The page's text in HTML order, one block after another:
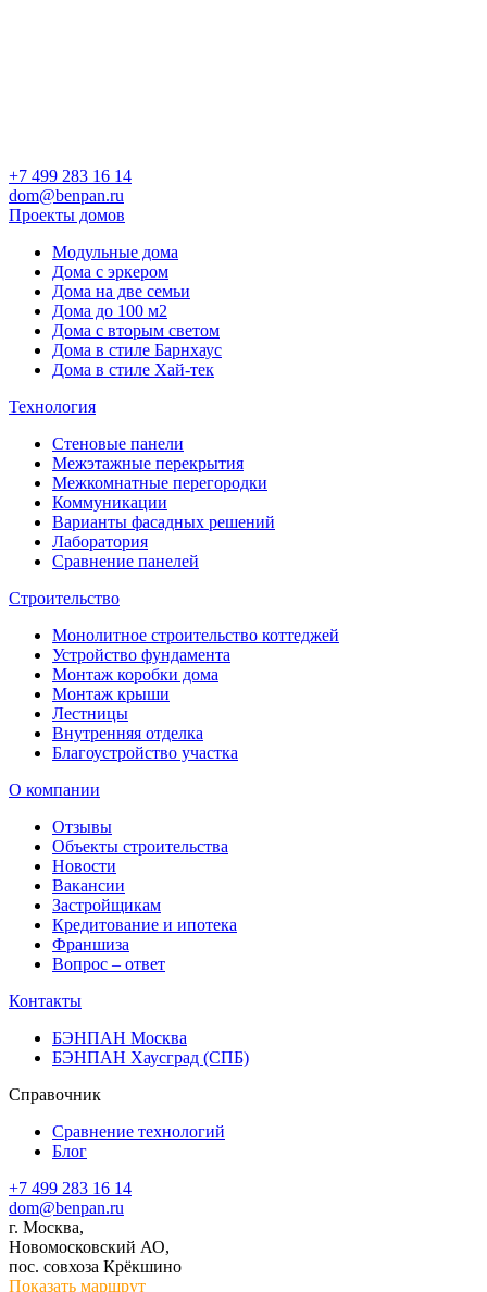
+7 499 283 16 14
dom@benpan.ru
Проекты домов
Модульные дома
Дома с эркером
Дома на две семьи
Дома до 100 м2
Дома с вторым светом
Дома в стиле Барнхаус
Дома в стиле Хай-тек
Технология
Стеновые панели
Межэтажные перекрытия
Межкомнатные перегородки
Коммуникации
Варианты фасадных решений
Лаборатория
Сравнение панелей
Строительство
Монолитное строительство коттеджей
Устройство фундамента
Монтаж коробки дома
Монтаж крыши
Лестницы
Внутренняя отделка
Благоустройство участка
О компании
Отзывы
Объекты строительства
Новости
Вакансии
Застройщикам
Кредитование и ипотека
Франшиза
Вопрос – ответ
Контакты
БЭНПАН Москва
БЭНПАН Хаусград (СПБ)
Справочник
Сравнение технологий
Блог
+7 499 283 16 14
dom@benpan.ru
г. Москва,
Новомосковский АО,
пос. совхоза Крёкшино
Показать маршрут